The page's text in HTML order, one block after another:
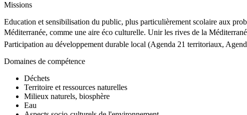
Missions
Education et sensibilisation du public, plus particulièrement scolaire aux
Méditerranée, comme une aire éco culturelle. Unir les rives de la
Participation au développement durable local (Agenda 21 territoriaux,
Domaines de compétence
Déchets
Territoire et ressources naturelles
Milieux naturels, biosphère
Eau